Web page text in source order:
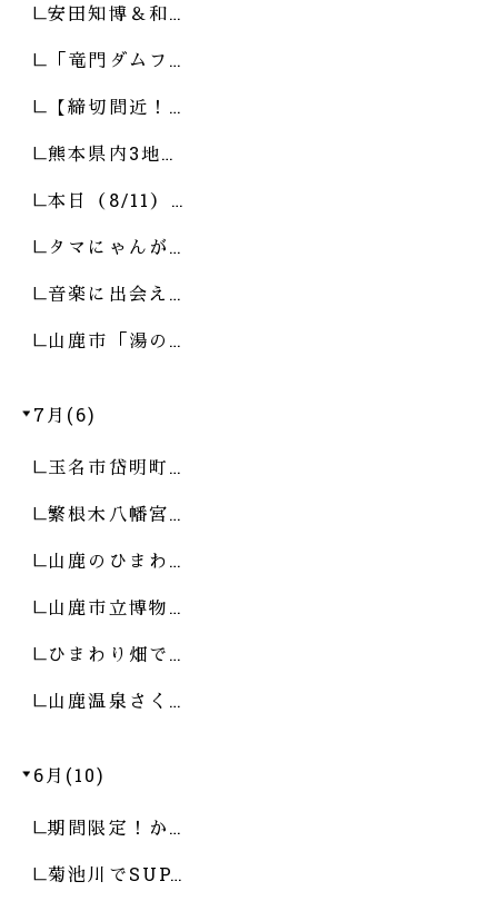
安田知博＆和…
「竜門ダムフ…
【締切間近！…
熊本県内3地…
本日（8/11）…
タマにゃんが…
音楽に出会え…
山鹿市「湯の…
7月(6)
玉名市岱明町…
繁根木八幡宮…
山鹿のひまわ…
山鹿市立博物…
ひまわり畑で…
山鹿温泉さく…
6月(10)
期間限定！か…
菊池川でSUP…